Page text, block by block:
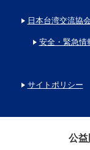
日本台湾交流協
安全・緊急情
サイトポリシー
公